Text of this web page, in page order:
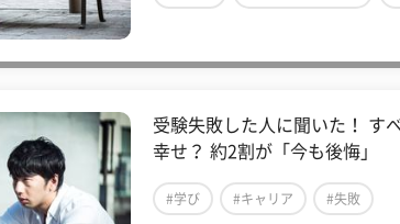
受験失敗した人に聞いた！ す
幸せ？ 約2割が「今も後悔」
#学び #キャリア #失敗